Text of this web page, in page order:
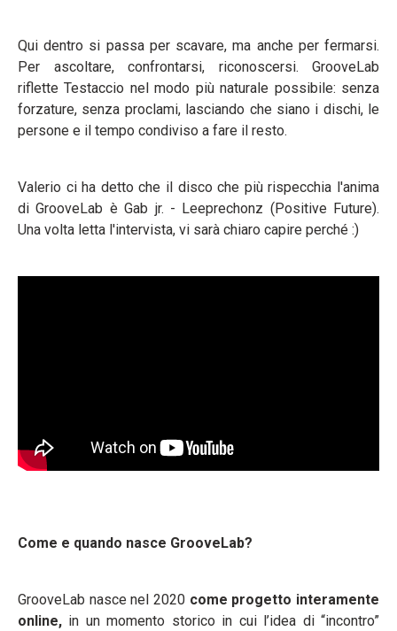
Qui dentro si passa per scavare, ma anche per fermarsi.
Per ascoltare, confrontarsi, riconoscersi. GrooveLab
riflette Testaccio nel modo più naturale possibile: senza
forzature, senza proclami, lasciando che siano i dischi, le
persone e il tempo condiviso a fare il resto.
Valerio ci ha detto che il disco che più rispecchia l'anima
di GrooveLab è Gab jr. - Leeprechonz (Positive Future).
Una volta letta l'intervista, vi sarà chiaro capire perché :)
Come e quando nasce GrooveLab?
GrooveLab nasce nel 2020 come progetto interamente
online, in un momento storico in cui l’idea di “incontro”